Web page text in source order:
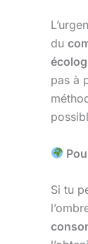
du
pas à
Si tu